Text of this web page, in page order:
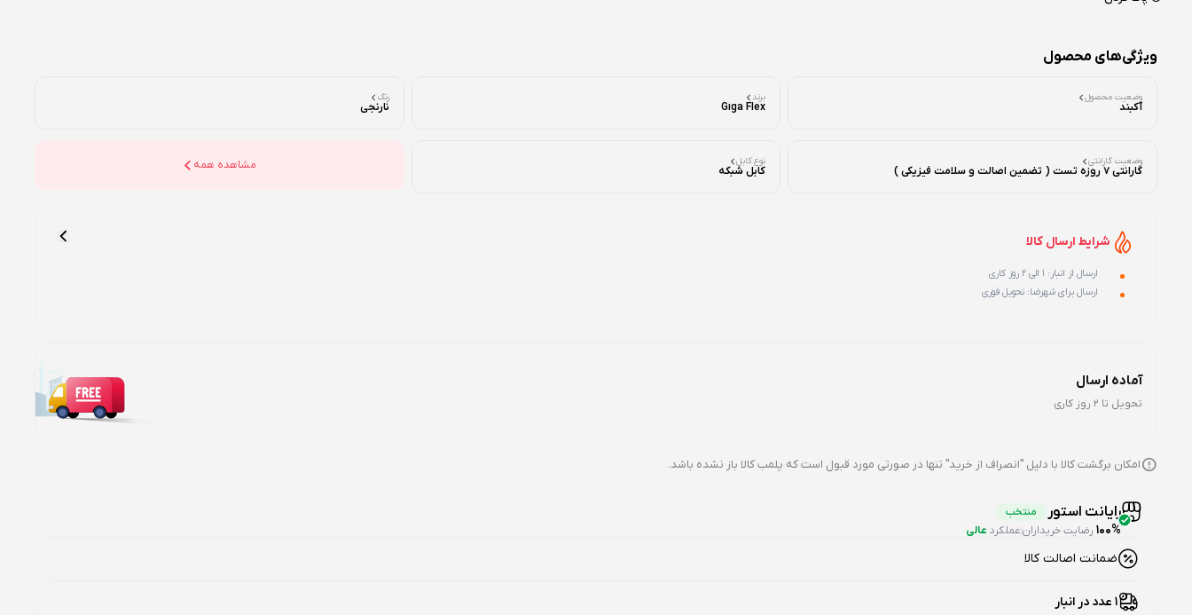
ویژگی‌های محصول
وضعیت محصول
آکبند
برند
Giga Flex
رنگ
نارنجی
وضعیت گارانتی
گارانتی 7 روزه تست ( تضمین اصالت و سلامت فیزیکی )
نوع کابل
کابل شبکه مشاهده همه
شرایط ارسال کالا
ارسال از انبار: 1 الی 2 روز کاری
ارسال برای شهرضا: تحویل فوری
آماده ارسال
تحویل تا 2 روز کاری
امکان برگشت کالا با دلیل "انصراف از خرید" تنها در صورتی مورد قبول است که پلمب کالا باز نشده باشد.
رایانت استور منتخب
100% رضایت خریدارانعملکرد عالی
ضمانت اصالت کالا
1 عدد در انبار